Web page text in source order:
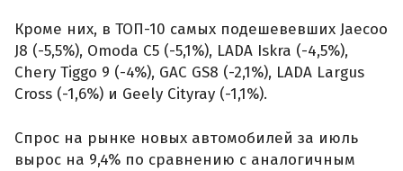
Кроме них, в ТОП-10 самых подешевевших Jaecoo
J8 (-5,5%), Omoda C5 (-5,1%), LADA Iskra (-4,5%),
Chery Tiggo 9 (-4%), GAC GS8 (-2,1%), LADA Largus
Cross (-1,6%) и Geely Cityray (-1,1%).
Спрос на рынке новых автомобилей за июль
вырос на 9,4% по сравнению с аналогичным